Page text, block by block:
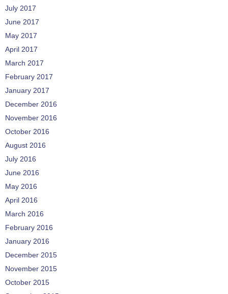
July 2017
June 2017
May 2017
April 2017
March 2017
February 2017
January 2017
December 2016
November 2016
October 2016
August 2016
July 2016
June 2016
May 2016
April 2016
March 2016
February 2016
January 2016
December 2015
November 2015
October 2015